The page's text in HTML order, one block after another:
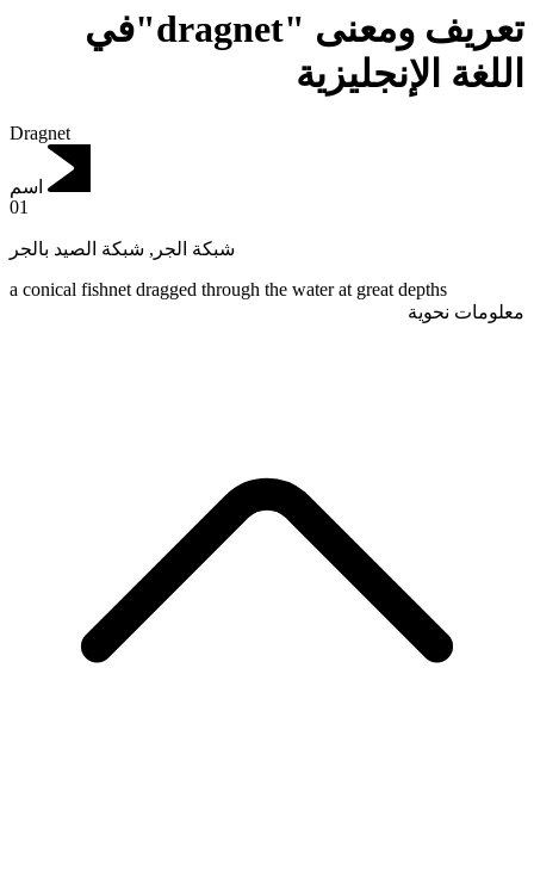
تعريف ومعنى "dragnet"في
اللغة الإنجليزية
Dragnet
اسم
01
شبكة الجر , شبكة الصيد بالجر
a conical fishnet dragged through the water at great depths
معلومات نحوية